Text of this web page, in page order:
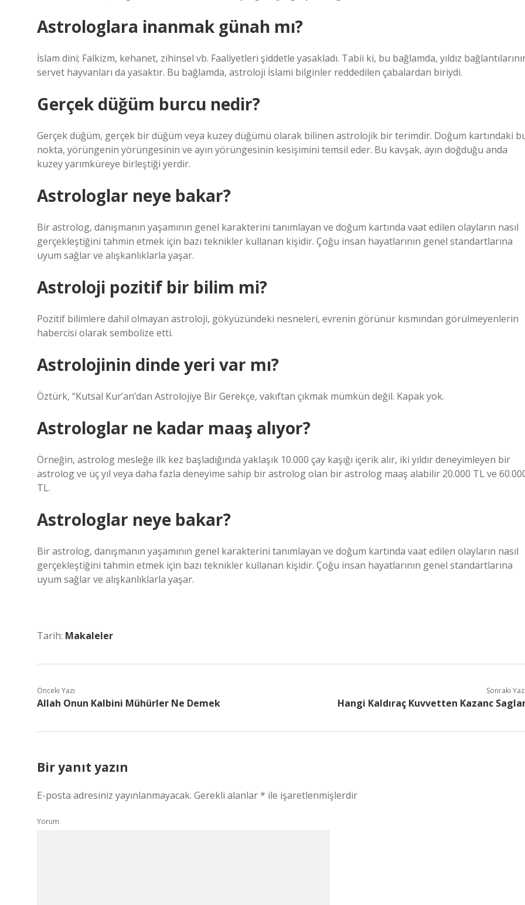
Astrologlara inanmak günah mı?
İslam dini; Falkizm, kehanet, zihinsel vb. Faaliyetleri şiddetle yasakladı. Tabii ki, bu bağlamda, yıldız
servet hayvanları da yasaktır. Bu bağlamda, astroloji İslami bilginler reddedilen çabalardan biriydi.
Gerçek düğüm burcu nedir?
Gerçek düğüm, gerçek bir düğüm veya kuzey düğümü olarak bilinen astrolojik bir terimdir. Doğum kartındaki
nokta, yörüngenin yörüngesinin ve ayın yörüngesinin kesişimini temsil eder. Bu kavşak, ayın doğduğu anda
kuzey yarımküreye birleştiği yerdir.
Astrologlar neye bakar?
Bir astrolog, danışmanın yaşamının genel karakterini tanımlayan ve doğum kartında vaat edilen olayların nasıl
gerçekleştiğini tahmin etmek için bazı teknikler kullanan kişidir. Çoğu insan hayatlarının genel standartlarına
uyum sağlar ve alışkanlıklarla yaşar.
Astroloji pozitif bir bilim mi?
Pozitif bilimlere dahil olmayan astroloji, gökyüzündeki nesneleri, evrenin görünür kısmından görülmeyenlerin
habercisi olarak sembolize etti.
Astrolojinin dinde yeri var mı?
Öztürk, “Kutsal Kur’an’dan Astrolojiye Bir Gerekçe, vakıftan çıkmak mümkün değil. Kapak yok.
Astrologlar ne kadar maaş alıyor?
Örneğin, astrolog mesleğe ilk kez başladığında yaklaşık 10.000 çay kaşığı içerik alır, iki yıldır deneyimleyen bir
astrolog ve üç yıl veya daha fazla deneyime sahip bir astrolog olan bir astrolog maaş alabilir 20.000 TL ve
TL.
Astrologlar neye bakar?
Bir astrolog, danışmanın yaşamının genel karakterini tanımlayan ve doğum kartında vaat edilen olayların nasıl
gerçekleştiğini tahmin etmek için bazı teknikler kullanan kişidir. Çoğu insan hayatlarının genel standartlarına
uyum sağlar ve alışkanlıklarla yaşar.
Tarih: Makaleler
Önceki Yazı
Allah Onun Kalbini Mühürler Ne Demek
Sonraki
Hangi Kaldıraç Kuvvetten Kazanc
Bir yanıt yazın
E-posta adresiniz yayınlanmayacak. Gerekli alanlar* ile işaretlenmişlerdir
Yorum